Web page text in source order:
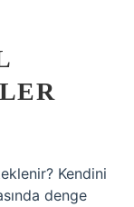
Kendini
denge